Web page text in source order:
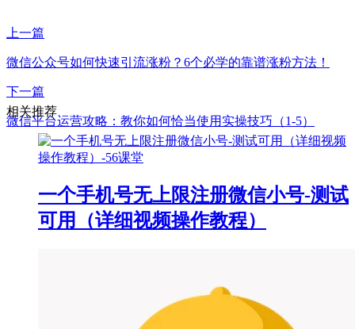
上一篇
微信公众号如何快速引流涨粉？6个必学的靠谱涨粉方法！
下一篇
微信平台运营攻略：教你如何恰当使用实操技巧（1-5）
相关推荐
一个手机号无上限注册微信小号-测试
可用（详细视频操作教程）